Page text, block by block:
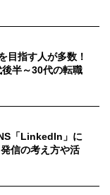
目指す人が多数！
半～30代の転職
「LinkedIn」に
信の考え方や活